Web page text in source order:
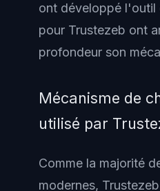
ont développé l'outil
pour Trustezeb ont
profondeur son
Mécanisme de
utilisé par
Comme la majorité
modernes,